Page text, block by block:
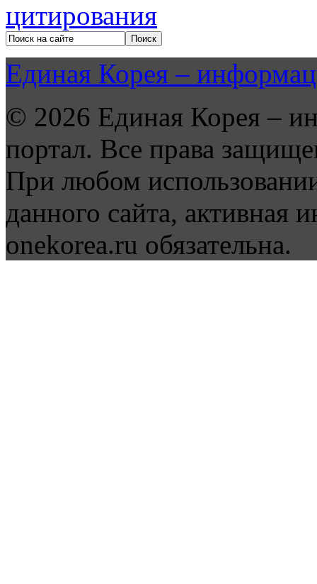
Единая Корея –
© 2026 Единая Корея –
портал. Все права
При любом
данного сайта, активная
onekorea.ru обязательна.